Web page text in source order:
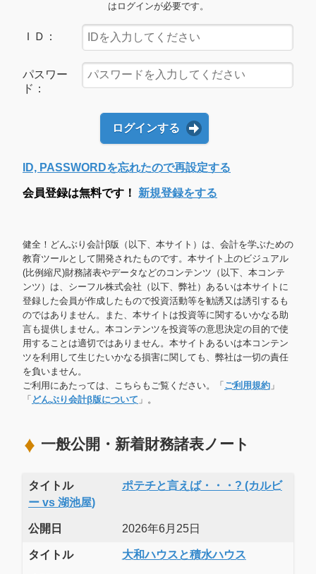
はログインが必要です。
ＩＤ：
パスワー
ド：
ログインする
ID, PASSWORDを忘れたので再設定する
会員登録は無料です！ 新規登録をする
健全！どんぶり会計β版（以下、本サイト）は、会計を学ぶための
教育ツールとして開発されたものです。本サイト上のビジュアル
(比例縮尺)財務諸表やデータなどのコンテンツ（以下、本コンテ
ンツ）は、シーフル株式会社（以下、弊社）あるいは本サイトに
登録した会員が作成したもので投資活動等を勧誘又は誘引するも
のではありません。また、本サイトは投資等に関するいかなる助
言も提供しません。本コンテンツを投資等の意思決定の目的で使
用することは適切ではありません。本サイトあるいは本コンテン
ツを利用して生じたいかなる損害に関しても、弊社は一切の責任
を負いません。
ご利用にあたっては、こちらもご覧ください。「 ご利用規約 」
「 どんぶり会計β版について 」。
一般公開・新着財務諸表ノート
タイトル
ポテチと言えば・・・? (カルビ
ー vs 湖池屋)
公開日 2026年6月25日
タイトル 大和ハウスと積水ハウス